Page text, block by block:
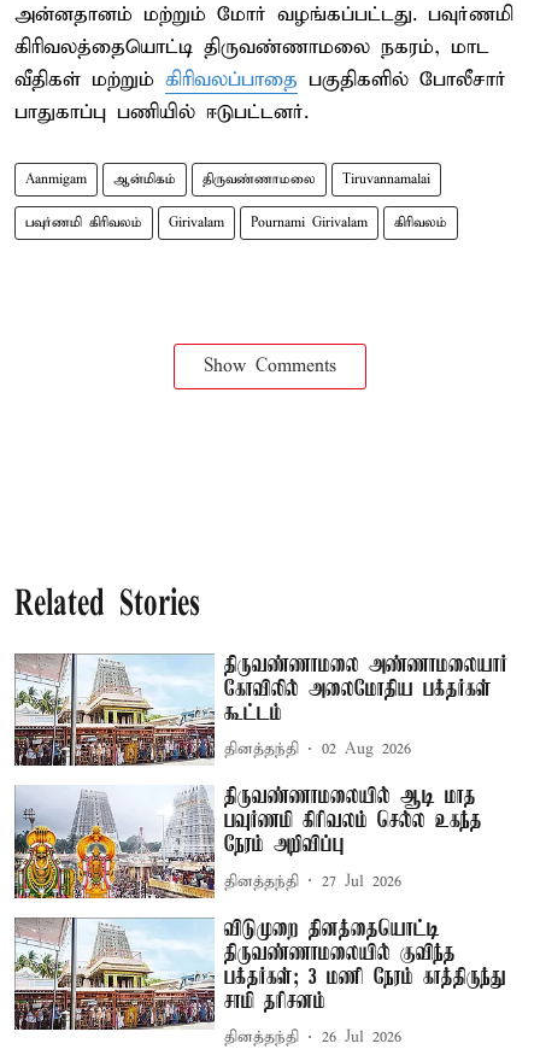
அன்னதானம் மற்றும் மோர் வழங்கப்பட்டது. பவுர்ணமி
கிரிவலத்தையொட்டி திருவண்ணாமலை நகரம், மாட
வீதிகள் மற்றும் கிரிவலப்பாதை பகுதிகளில் போலீசார்
பாதுகாப்பு பணியில் ஈடுபட்டனர்.
Aanmigam ஆன்மிகம் திருவண்ணாமலை Tiruvannamalai
பவுர்ணமி கிரிவலம் Girivalam Pournami Girivalam கிரிவலம்
Show Comments
Related Stories
திருவண்ணாமலை அண்ணாமலையார்
கோவிலில் அலைமோதிய பக்தர்கள்
கூட்டம்
தினத்தந்தி 02 Aug 2026
திருவண்ணாமலையில் ஆடி மாத
பவுர்ணமி கிரிவலம் செல்ல உகந்த
நேரம் அறிவிப்பு
தினத்தந்தி 27 Jul 2026
விடுமுறை தினத்தையொட்டி
திருவண்ணாமலையில் குவிந்த
பக்தர்கள்; 3 மணி நேரம் காத்திருந்து
சாமி தரிசனம்
தினத்தந்தி 26 Jul 2026